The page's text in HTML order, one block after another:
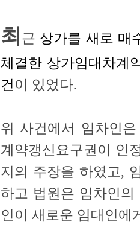
최 근 상가를 새로 매
체결한 상가임대차계
건 이 있었다.
위 사건에서 임차인
계약갱신요구권이 인
지의 주장을 하였고,
하고 법원은 임차인
인이 새로운 임대인에